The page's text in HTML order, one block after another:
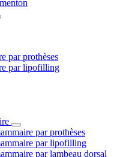
par prothèses
par lipofilling
par prothèses
par lipofilling
par lambeau dorsal